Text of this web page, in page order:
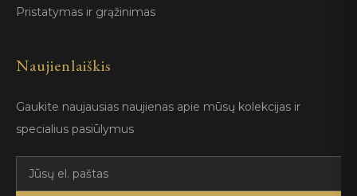
Pristatymas ir grąžinimas
Naujienlaiškis
Gaukite naujausias naujienas apie mūsų kolekcijas ir
specialius pasiūlymus